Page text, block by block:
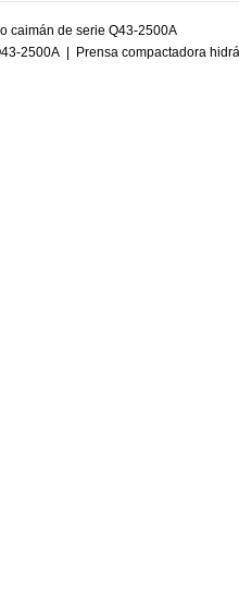
caimán de serie Q43-2500A
2500A
Prensa compactadora